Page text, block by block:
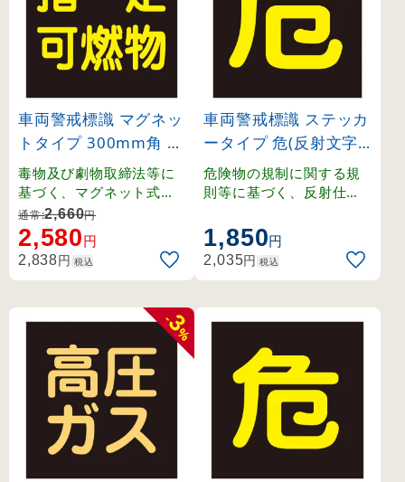
車両警戒標識 マグネッ
トタイプ 300mm角 指
定可燃物(反射文字) (4
3020)
毒物及び劇物取締法等に
基づく、マグネット式車
両警戒標識。
通常:2,660円
2,580円
2,838円 税込
車両警戒標識 ステッカ
ータイプ 危(反射文字)
400mm角 (44004)
危険物の規制に関する規
則等に基づく、反射仕様
戒標識。
1,850円
2,035円 税込
-
3
%